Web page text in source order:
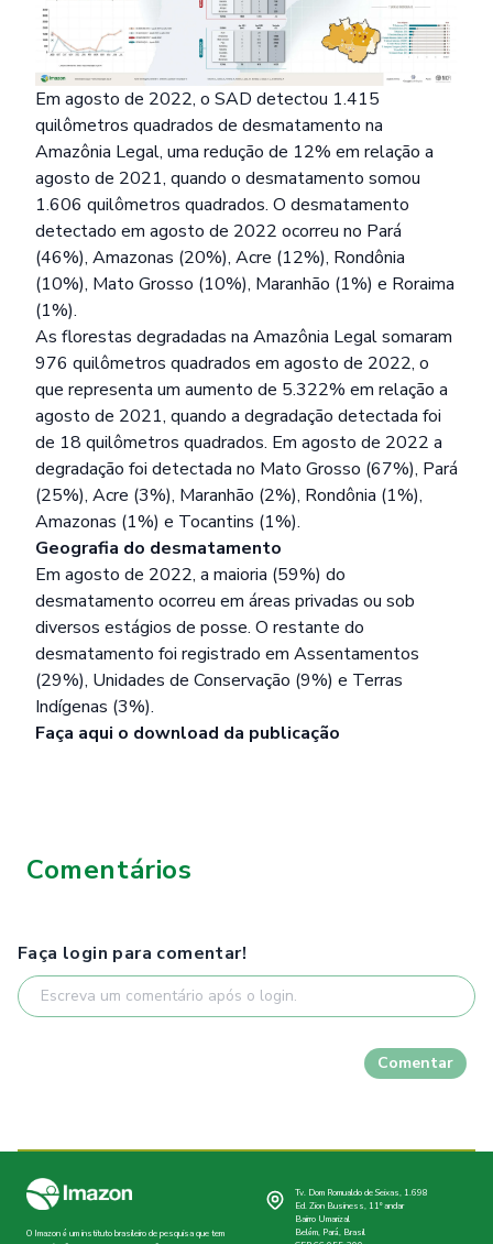
Em agosto de 2022, o SAD detectou 1.415
quilômetros quadrados de desmatamento na
Amazônia Legal, uma redução de 12% em relação a
agosto de 2021, quando o desmatamento somou
1.606 quilômetros quadrados. O desmatamento
detectado em agosto de 2022 ocorreu no Pará
(46%), Amazonas (20%), Acre (12%), Rondônia
(10%), Mato Grosso (10%), Maranhão (1%) e Roraima
(1%).
As florestas degradadas na Amazônia Legal somaram
976 quilômetros quadrados em agosto de 2022, o
que representa um aumento de 5.322% em relação a
agosto de 2021, quando a degradação detectada foi
de 18 quilômetros quadrados. Em agosto de 2022 a
degradação foi detectada no Mato Grosso (67%), Pará
(25%), Acre (3%), Maranhão (2%), Rondônia (1%),
Amazonas (1%) e Tocantins (1%).
Geografia do desmatamento
Em agosto de 2022, a maioria (59%) do
desmatamento ocorreu em áreas privadas ou sob
diversos estágios de posse. O restante do
desmatamento foi registrado em Assentamentos
(29%), Unidades de Conservação (9%) e Terras
Indígenas (3%).
Faça aqui o download da publicação
Comentários
Faça login para comentar!
Comentar
O Imazon é um instituto brasileiro de pesquisa que tem
Tv. Dom Romualdo de Seixas, 1.698
Ed. Zion Business, 11º andar
Bairro Umarizal
Belém, Pará, Brasil